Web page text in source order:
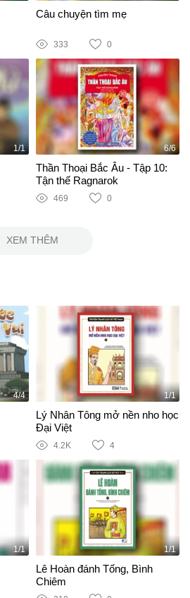
Câu chuyện tìm mẹ
333 0
1/1 6/6
Thần Thoại Bắc Âu - Tập 10:
Tận thế Ragnarok
469 0
XEM THÊM
4/4 1/1
Lý Nhân Tông mở nền nho học
Đại Việt
4.2K 4
1/1 1/1
Lê Hoàn đánh Tống, Bình
Chiêm